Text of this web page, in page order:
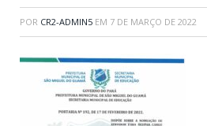
POR CR2-ADMIN5 EM 7 DE MARÇO DE 2022